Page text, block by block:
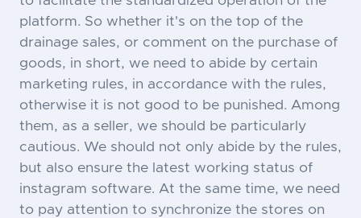
platform. So whether it's on the top of the
drainage sales, or comment on the purchase of
goods, in short, we need to abide by certain
marketing rules, in accordance with the rules,
otherwise it is not good to be punished. Among
them, as a seller, we should be particularly
cautious. We should not only abide by the rules,
but also ensure the latest working status of
instagram software. At the same time, we need
to pay attention to synchronize the stores on